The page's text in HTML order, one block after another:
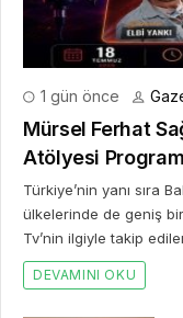
1 gün önce
Mürsel Ferhat
Atölyesi
Türkiye’nin yanı sıra
ülkelerinde de geniş
Tv’nin ilgiyle takip
DEVAMINI OKU